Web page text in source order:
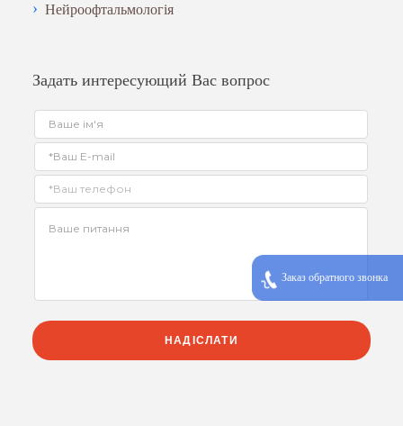
Заказ обратного звонка
Нейроофтальмологія
Задать интересующий Вас вопрос